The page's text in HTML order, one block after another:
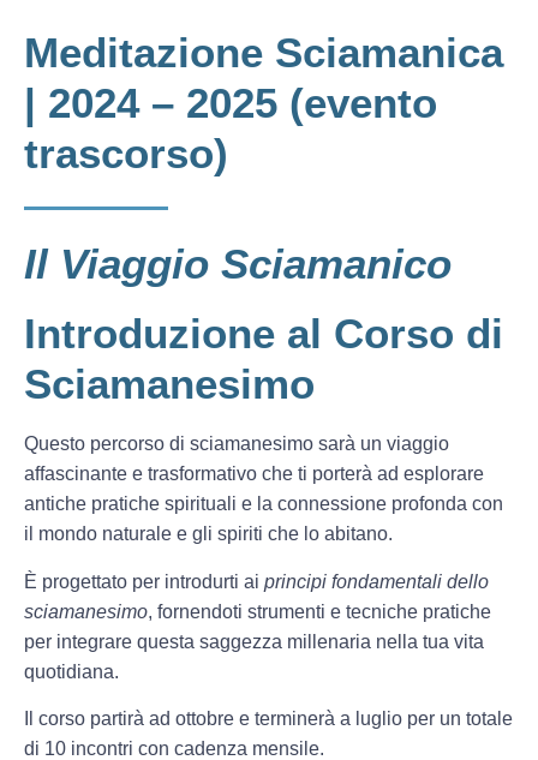
Meditazione Sciamanica
| 2024 – 2025 (evento
trascorso)
Il Viaggio Sciamanico
Introduzione al Corso di
Sciamanesimo
Questo percorso di sciamanesimo sarà un viaggio
affascinante e trasformativo che ti porterà ad esplorare
antiche pratiche spirituali e la connessione profonda con
il mondo naturale e gli spiriti che lo abitano.
È progettato per introdurti ai principi fondamentali dello
sciamanesimo, fornendoti strumenti e tecniche pratiche
per integrare questa saggezza millenaria nella tua vita
quotidiana.
Il corso partirà ad ottobre e terminerà a luglio per un totale
di 10 incontri con cadenza mensile.